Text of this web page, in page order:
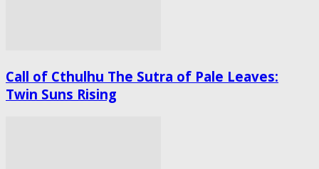
Call of Cthulhu The Sutra of Pale Leaves:
Twin Suns Rising